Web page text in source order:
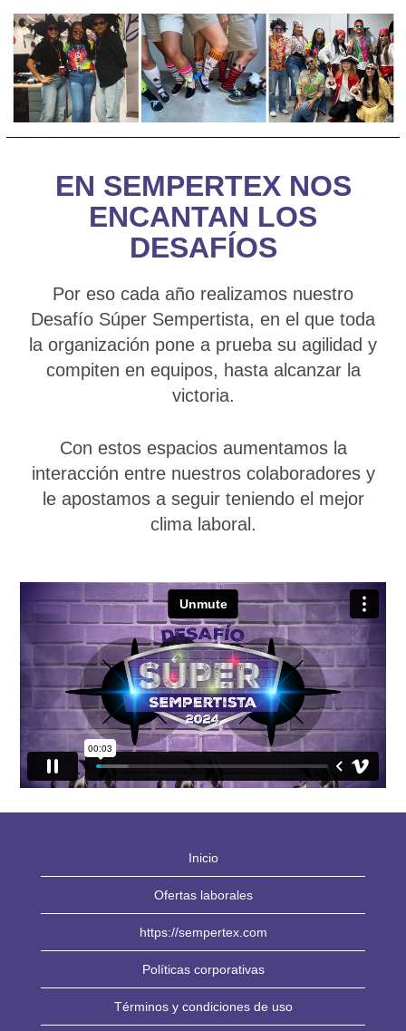
EN SEMPERTEX NOS
ENCANTAN LOS
DESAFÍOS
Por eso cada año realizamos nuestro
Desafío Súper Sempertista, en el que toda
la organización pone a prueba su agilidad y
compiten en equipos, hasta alcanzar la
victoria.
Con estos espacios aumentamos la
interacción entre nuestros colaboradores y
le apostamos a seguir teniendo el mejor
clima laboral.
Inicio
Ofertas laborales
https://sempertex.com
Políticas corporativas
Términos y condiciones de uso